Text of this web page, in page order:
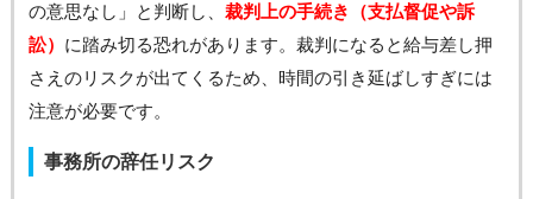
の意思なし」と判断し、 裁判上の手続き（支払督促や訴
訟） に踏み切る恐れがあります。裁判になると給与差し押
さえのリスクが出てくるため、時間の引き延ばしすぎには
注意が必要です。
事務所の辞任リスク